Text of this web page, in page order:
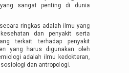
sangat penting di dunia
ringkas adalah ilmu yang
dan penyakit serta
terkait terhadap penyakit
yang harus digunakan oleh
adalah ilmu kedokteran,
dan antropologi.